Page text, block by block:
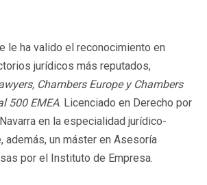
le ha valido el reconocimiento en
jurídicos más reputados,
Chambers Europe y Chambers
500 EMEA. Licenciado en Derecho por
en la especialidad jurídico-
además, un máster en Asesoría
por el Instituto de Empresa.